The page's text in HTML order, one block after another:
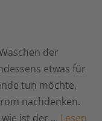
der
etwas für
tun möchte,
nachdenken.
ist der … Lesen